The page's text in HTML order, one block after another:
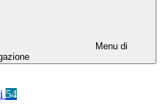
Menu di
54